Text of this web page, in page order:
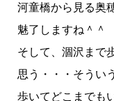
河童橋から見る奥
魅了しますね＾＾
そして、涸沢まで
思う・・・そうい
歩いてどこまでも